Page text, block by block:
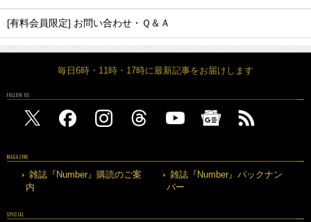
[有料会員限定] お問い合わせ・Ｑ＆Ａ
毎日6時・11時・17時に最新記事をお届けします
FOLLOW US
MAGAZINE
雑誌『Number』購読のご案
内
雑誌『Number』バックナン
バー
SPECIAL